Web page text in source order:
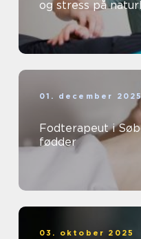
og stress på
01. december
Fodterapeut i
fødder
03. oktober 2025